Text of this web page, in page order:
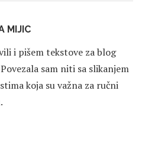
MIJIC
i pišem tekstove za blog
sam niti sa slikanjem
koja su važna za ručni